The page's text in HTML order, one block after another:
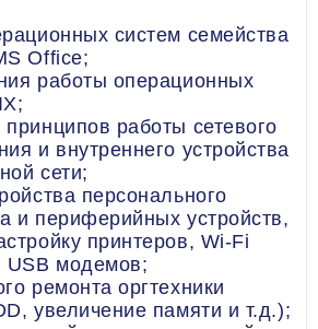
систем семейства
Office;
работы операционных
работы сетевого
и внутреннего устройства
сети;
персонального
и периферийных устройств,
принтеров, Wi-Fi
USB модемов;
ремонта оргтехники
увеличение памяти и т.д.);